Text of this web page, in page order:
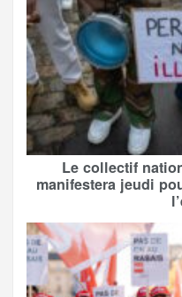
Le collectif
manifestera jeudi